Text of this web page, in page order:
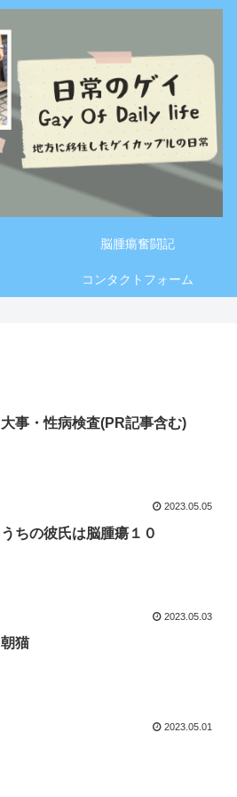
脳腫瘍奮闘記
コンタクトフォーム
大事・性病検査(PR記事含む)
2023.05.05
うちの彼氏は脳腫瘍１０
2023.05.03
朝猫
2023.05.01